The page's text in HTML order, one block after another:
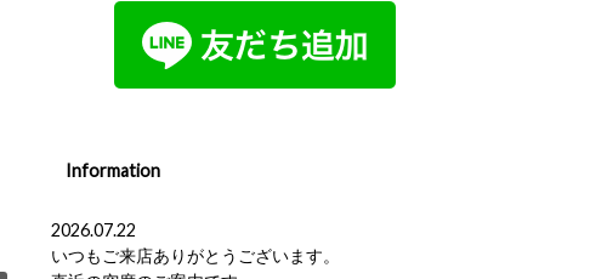
Information
2026.07.22
いつもご来店ありがとうございます。